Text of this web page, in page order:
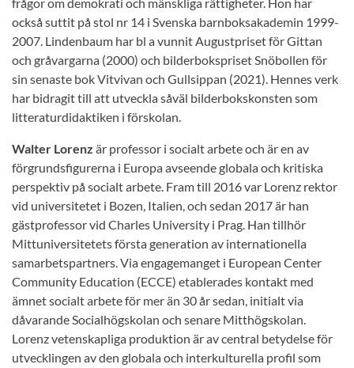
också suttit på stol nr 14 i Svenska barnboksakademin 1999-
2007. Lindenbaum har bl a vunnit Augustpriset för Gittan
och gråvargarna (2000) och bilderbokspriset Snöbollen för
sin senaste bok Vitvivan och Gullsippan (2021). Hennes verk
har bidragit till att utveckla såväl bilderbokskonsten som
litteraturdidaktiken i förskolan.
Walter Lorenz är professor i socialt arbete och är en av
förgrundsfigurerna i Europa avseende globala och kritiska
perspektiv på socialt arbete. Fram till 2016 var Lorenz rektor
vid universitetet i Bozen, Italien, och sedan 2017 är han
gästprofessor vid Charles University i Prag. Han tillhör
Mittuniversitetets första generation av internationella
samarbetspartners. Via engagemanget i European Center
Community Education (ECCE) etablerades kontakt med
ämnet socialt arbete för mer än 30 år sedan, initialt via
dåvarande Socialhögskolan och senare Mitthögskolan.
Lorenz vetenskapliga produktion är av central betydelse för
utvecklingen av den globala och interkulturella profil som